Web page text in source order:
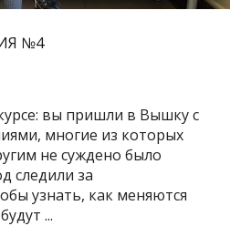
№4
вы пришли в Вышку с
многие из которых
не суждено было
следили за
узнать, как меняются
...